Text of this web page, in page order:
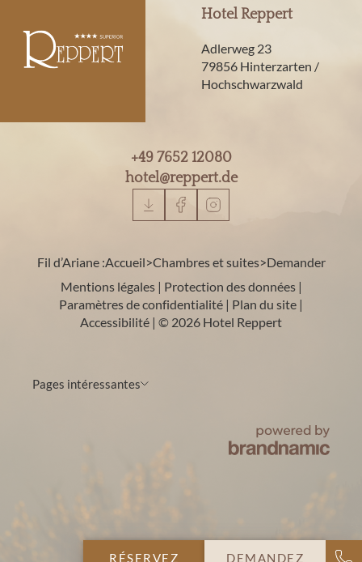
Hotel Reppert
Adlerweg 23
79856 Hinterzarten /
Hochschwarzwald
+49 7652 12080
hotel@reppert.de
Fil d’Ariane :Accueil>Chambres et suites>Demander
Mentions légales | Protection des données |
Paramètres de confidentialité | Plan du site |
Accessibilité | © 2026 Hotel Reppert
Pages intéressantes
RÉSERVEZ DEMANDEZ